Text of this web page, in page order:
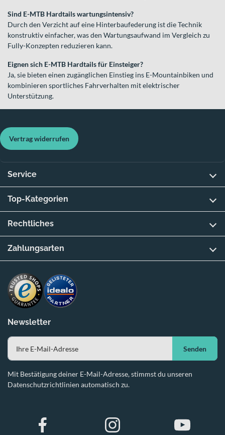
Sind E-MTB Hardtails wartungsintensiv?
Durch den Verzicht auf eine Hinterbaufederung ist die Technik
konstruktiv einfacher, was den Wartungsaufwand im Vergleich zu
Fully-Konzepten reduzieren kann.
Eignen sich E-MTB Hardtails für Einsteiger?
Ja, sie bieten einen zugänglichen Einstieg ins E-Mountainbiken und
kombinieren sportliches Fahrverhalten mit elektrischer
Unterstützung.
Newsletter
Senden
Mit Bestätigung deiner E-Mail-Adresse, stimmst du unseren
Datenschutzrichtlinien automatisch zu.
Vertrag widerrufen
Service
Top-Kategorien
Rechtliches
Zahlungsarten